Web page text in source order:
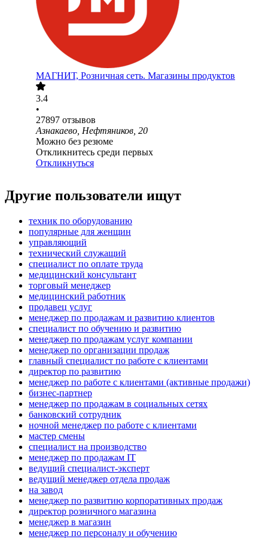
МАГНИТ, Розничная сеть. Магазины продуктов
3.4
•
27897 отзывов
Азнакаево, Нефтяников, 20
Можно без резюме
Откликнитесь среди первых
Откликнуться
Другие пользователи ищут
техник по оборудованию
популярные для женщин
управляющий
технический служащий
специалист по оплате труда
медицинский консультант
торговый менеджер
медицинский работник
продавец услуг
менеджер по продажам и развитию клиентов
специалист по обучению и развитию
менеджер по продажам услуг компании
менеджер по организации продаж
главный специалист по работе с клиентами
директор по развитию
менеджер по работе с клиентами (активные продажи)
бизнес-партнер
менеджер по продажам в социальных сетях
банковский сотрудник
ночной менеджер по работе с клиентами
мастер смены
специалист на производство
менеджер по продажам IT
ведущий специалист-эксперт
ведущий менеджер отдела продаж
на завод
менеджер по развитию корпоративных продаж
директор розничного магазина
менеджер в магазин
менеджер по персоналу и обучению